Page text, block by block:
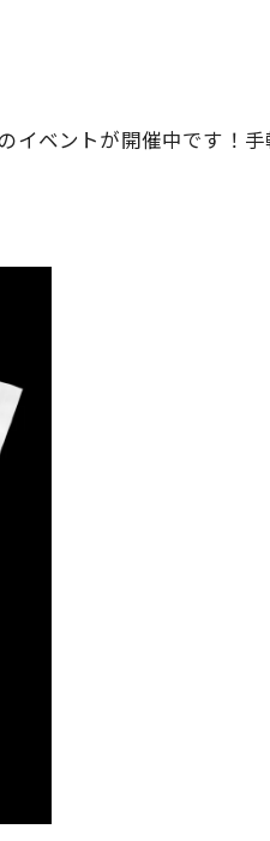
イベントが開催中です！